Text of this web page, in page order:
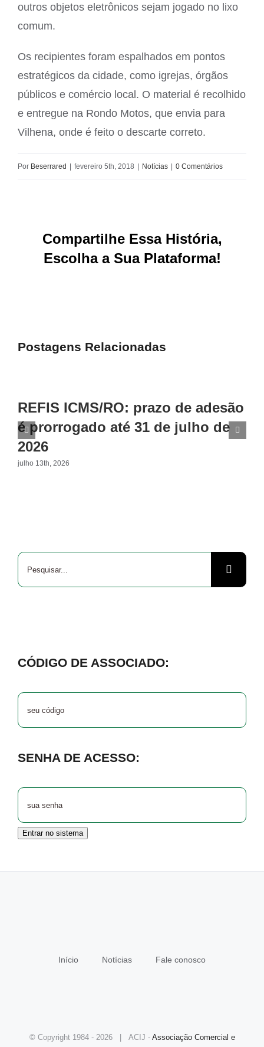
outros objetos eletrônicos sejam jogado no lixo
comum.
Os recipientes foram espalhados em pontos
estratégicos da cidade, como igrejas, órgãos
públicos e comércio local. O material é recolhido
e entregue na Rondo Motos, que envia para
Vilhena, onde é feito o descarte correto.
Por Beserrared | fevereiro 5th, 2018 | Notícias | 0 Comentários
Compartilhe Essa História,
Escolha a Sua Plataforma!
Postagens Relacionadas
REFIS ICMS/RO: prazo de adesão
é prorrogado até 31 de julho de
2026
julho 13th, 2026
Buscar
resultados
CÓDIGO DE ASSOCIADO:
SENHA DE ACESSO:
Entrar no sistema
Início Notícias Fale conosco
© Copyright 1984 - 2026 | ACIJ - Associação Comercial e